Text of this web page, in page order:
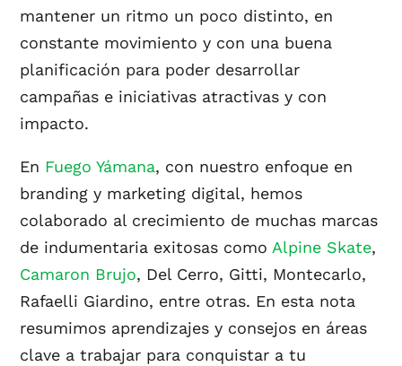
mantener un ritmo un poco distinto, en
constante movimiento y con una buena
planificación para poder desarrollar
campañas e iniciativas atractivas y con
impacto.
En Fuego Yámana, con nuestro enfoque en
branding y marketing digital, hemos
colaborado al crecimiento de muchas marcas
de indumentaria exitosas como Alpine Skate,
Camaron Brujo, Del Cerro, Gitti, Montecarlo,
Rafaelli Giardino, entre otras. En esta nota
resumimos aprendizajes y consejos en áreas
clave a trabajar para conquistar a tu